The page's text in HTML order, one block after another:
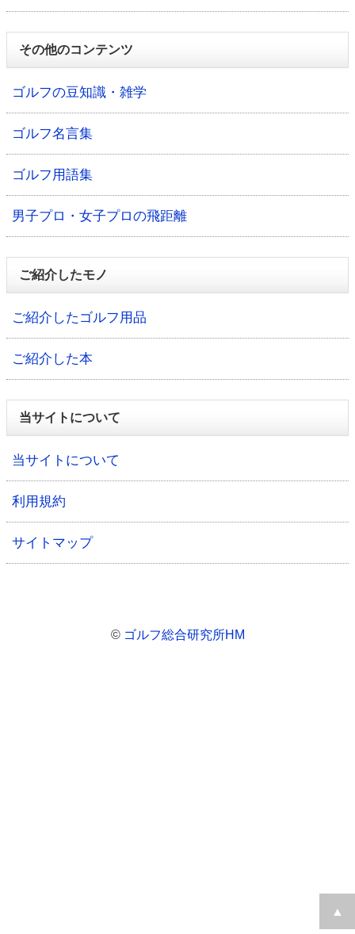
その他のコンテンツ
ゴルフの豆知識・雑学
ゴルフ名言集
ゴルフ用語集
男子プロ・女子プロの飛距離
ご紹介したモノ
ご紹介したゴルフ用品
ご紹介した本
当サイトについて
当サイトについて
利用規約
サイトマップ
© ゴルフ総合研究所HM
▲